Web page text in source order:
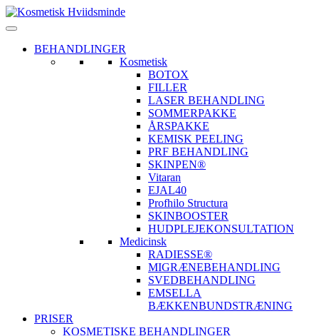
BEHANDLINGER
Kosmetisk
BOTOX
FILLER
LASER BEHANDLING
SOMMERPAKKE
ÅRSPAKKE
KEMISK PEELING
PRF BEHANDLING
SKINPEN®
Vitaran
EJAL40
Profhilo Structura
SKINBOOSTER
HUDPLEJEKONSULTATION
Medicinsk
RADIESSE®
MIGRÆNEBEHANDLING
SVEDBEHANDLING
EMSELLA
BÆKKENBUNDSTRÆNING
PRISER
KOSMETISKE BEHANDLINGER